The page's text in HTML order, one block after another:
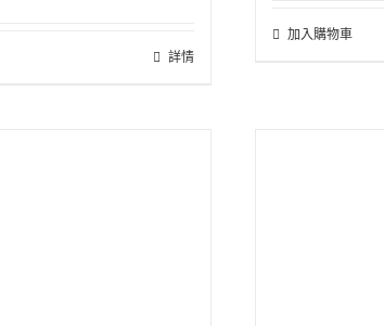
詳情
加入購物車